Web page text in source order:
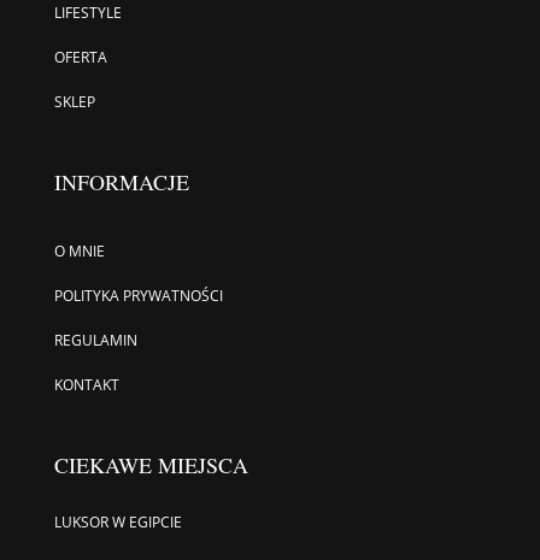
LIFESTYLE
OFERTA
SKLEP
INFORMACJE
O MNIE
POLITYKA PRYWATNOŚCI
REGULAMIN
KONTAKT
CIEKAWE MIEJSCA
LUKSOR W EGIPCIE